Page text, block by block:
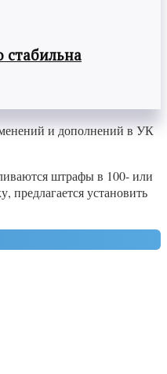
и дополнений в УК
штрафы в 100- или
установить